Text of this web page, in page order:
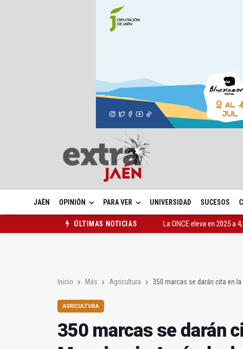
JAÉN OPINIÓN PARA VER UNIVERSIDAD SUCESOS
ÚLTIMAS NOTICIAS
La ONCE eleva en 2025 a
Inicio Más Agricultura 350 marcas se darán cita en
AGRICULTURA
350 marcas se darán